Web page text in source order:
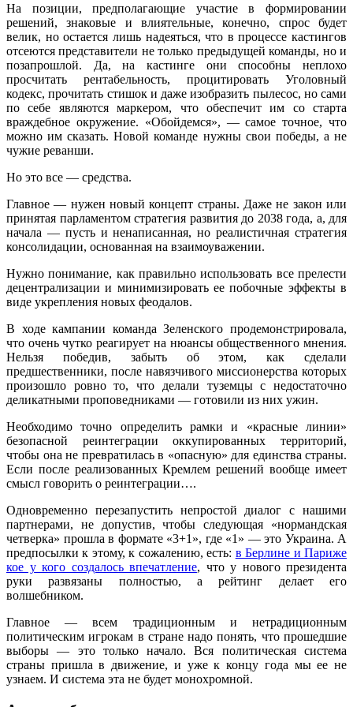
На позиции, предполагающие участие в формировании
решений, знаковые и влиятельные, конечно, спрос будет
велик, но остается лишь надеяться, что в процессе кастингов
отсеются представители не только предыдущей команды, но и
позапрошлой. Да, на кастинге они способны неплохо
просчитать рентабельность, процитировать Уголовный
кодекс, прочитать стишок и даже изобразить пылесос, но сами
по себе являются маркером, что обеспечит им со старта
враждебное окружение. «Обойдемся», — самое точное, что
можно им сказать. Новой команде нужны свои победы, а не
чужие реванши.
Но это все — средства.
Главное — нужен новый концепт страны. Даже не закон или
принятая парламентом стратегия развития до 2038 года, а, для
начала — пусть и ненаписанная, но реалистичная стратегия
консолидации, основанная на взаимоуважении.
Нужно понимание, как правильно использовать все прелести
децентрализации и минимизировать ее побочные эффекты в
виде укрепления новых феодалов.
В ходе кампании команда Зеленского продемонстрировала,
что очень чутко реагирует на нюансы общественного мнения.
Нельзя победив, забыть об этом, как сделали
предшественники, после навязчивого миссионерства которых
произошло ровно то, что делали туземцы с недостаточно
деликатными проповедниками — готовили из них ужин.
Необходимо точно определить рамки и «красные линии»
безопасной реинтеграции оккупированных территорий,
чтобы она не превратилась в «опасную» для единства страны.
Если после реализованных Кремлем решений вообще имеет
смысл говорить о реинтеграции….
Одновременно перезапустить непростой диалог с нашими
партнерами, не допустив, чтобы следующая «нормандская
четверка» прошла в формате «3+1», где «1» — это Украина. А
предпосылки к этому, к сожалению, есть: в Берлине и Париже
кое у кого создалось впечатление, что у нового президента
руки развязаны полностью, а рейтинг делает его
волшебником.
Главное — всем традиционным и нетрадиционным
политическим игрокам в стране надо понять, что прошедшие
выборы — это только начало. Вся политическая система
страны пришла в движение, и уже к концу года мы ее не
узнаем. И система эта не будет монохромной.